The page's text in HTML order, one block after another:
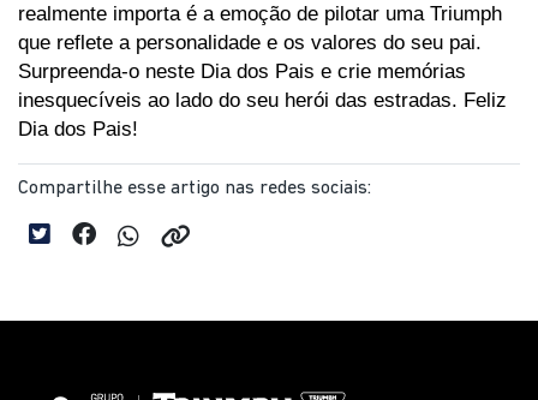
realmente importa é a emoção de pilotar uma Triumph
que reflete a personalidade e os valores do seu pai.
Surpreenda-o neste Dia dos Pais e crie memórias
inesquecíveis ao lado do seu herói das estradas. Feliz
Dia dos Pais!
Compartilhe esse artigo nas redes sociais: